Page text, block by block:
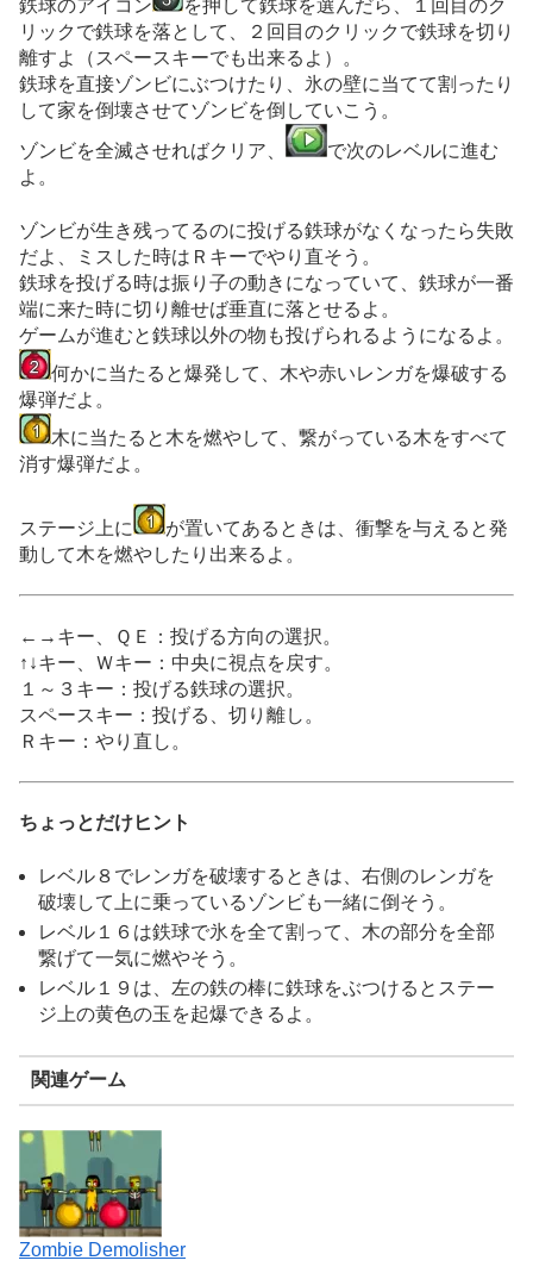
鉄球のアイコン
を押して鉄球を選んだら、１回目のク
リックで鉄球を落として、２回目のクリックで鉄球を切り
離すよ（スペースキーでも出来るよ）。
鉄球を直接ゾンビにぶつけたり、氷の壁に当てて割ったり
して家を倒壊させてゾンビを倒していこう。
ゾンビを全滅させればクリア、
で次のレベルに進む
よ。
ゾンビが生き残ってるのに投げる鉄球がなくなったら失敗
だよ、ミスした時はＲキーでやり直そう。
鉄球を投げる時は振り子の動きになっていて、鉄球が一番
端に来た時に切り離せば垂直に落とせるよ。
ゲームが進むと鉄球以外の物も投げられるようになるよ。
何かに当たると爆発して、木や赤いレンガを爆破する
爆弾だよ。
木に当たると木を燃やして、繋がっている木をすべて
消す爆弾だよ。
ステージ上に
が置いてあるときは、衝撃を与えると発
動して木を燃やしたり出来るよ。
←→キー、ＱＥ：投げる方向の選択。
↑↓キー、Ｗキー：中央に視点を戻す。
１～３キー：投げる鉄球の選択。
スペースキー：投げる、切り離し。
Ｒキー：やり直し。
ちょっとだけヒント
レベル８でレンガを破壊するときは、右側のレンガを
破壊して上に乗っているゾンビも一緒に倒そう。
レベル１６は鉄球で氷を全て割って、木の部分を全部
繋げて一気に燃やそう。
レベル１９は、左の鉄の棒に鉄球をぶつけるとステー
ジ上の黄色の玉を起爆できるよ。
関連ゲーム
Zombie Demolisher